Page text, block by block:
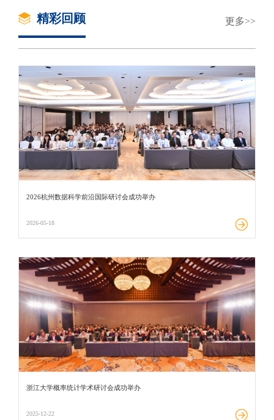
精彩回顾 更多
2026杭州数据科学前沿国际研讨会成功举办
2026-05-18
浙江大学概率统计学术研讨会成功举办
2025-12-22